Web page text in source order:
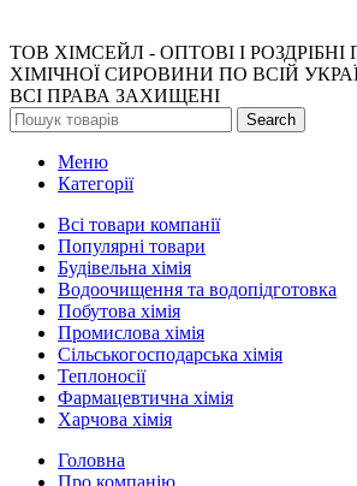
ТОВ ХІМСЕЙЛ - ОПТОВІ І
ХІМІЧНОЇ СИРОВИНИ ПО ВСІЙ
ВСІ ПРАВА ЗАХИЩЕНІ
Search
Меню
Категорії
Всі товари компанії
Популярні товари
Будівельна хімія
Водоочищення та водопідготовка
Побутова хімія
Промислова хімія
Сільськогосподарська хімія
Теплоносії
Фармацевтична хімія
Харчова хімія
Головна
Про компанію